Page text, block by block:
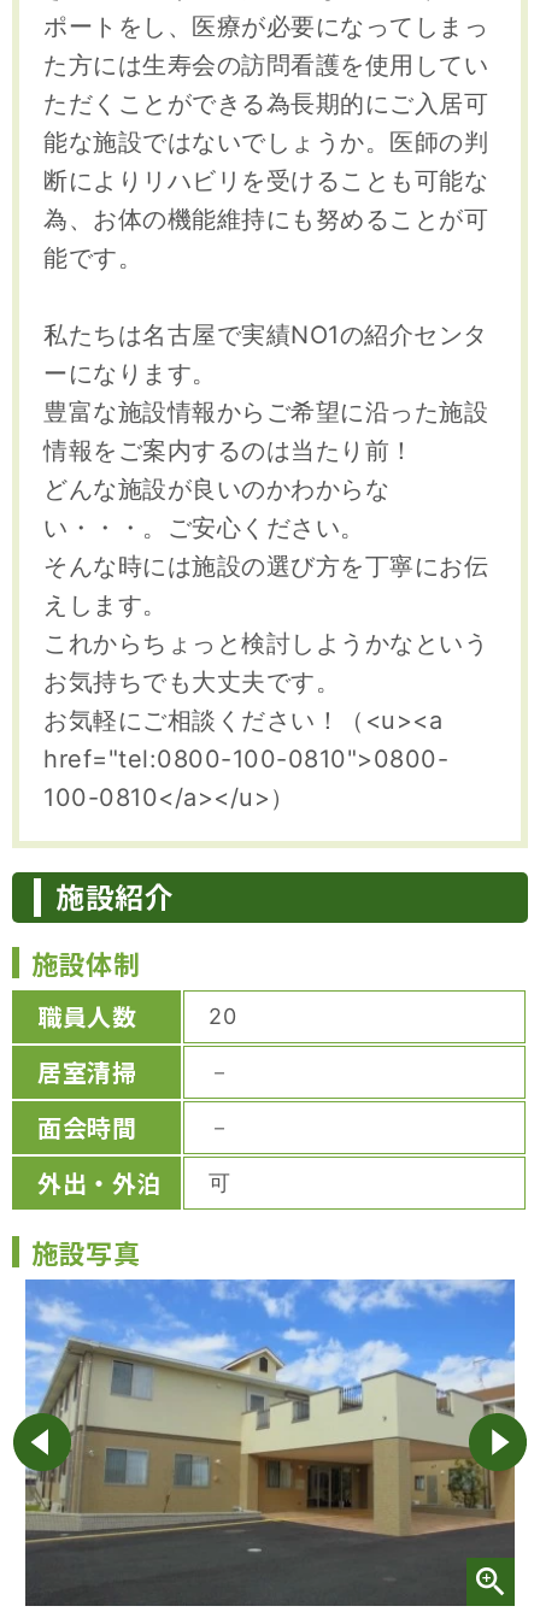
ポートをし、医療が必要になってしまっ
た方には生寿会の訪問看護を使用してい
ただくことができる為長期的にご入居可
能な施設ではないでしょうか。医師の判
断によりリハビリを受けることも可能な
為、お体の機能維持にも努めることが可
能です。
私たちは名古屋で実績NO1の紹介センタ
ーになります。
豊富な施設情報からご希望に沿った施設
情報をご案内するのは当たり前！
どんな施設が良いのかわからな
い・・・。ご安心ください。
そんな時には施設の選び方を丁寧にお伝
えします。
これからちょっと検討しようかなという
お気持ちでも大丈夫です。
お気軽にご相談ください！（<u><a
href="tel:0800-100-0810">0800-
100-0810</a></u>）
施設紹介
施設体制
職員人数 20
居室清掃 －
面会時間 －
外出・外泊 可
施設写真